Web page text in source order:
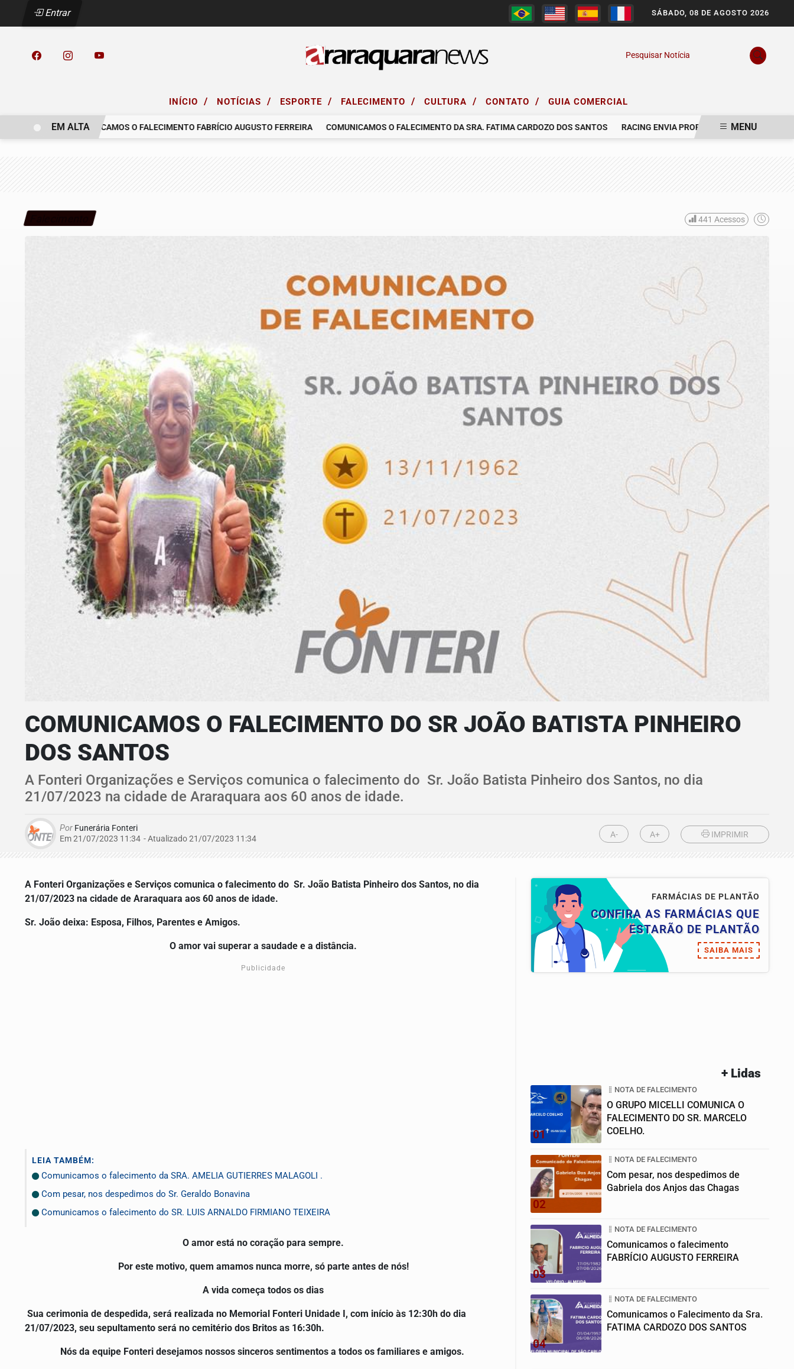
Entrar SÁBADO, 08 DE AGOSTO 2026
Pesquisar Notícia
INÍCIO / NOTÍCIAS / ESPORTE / FALECIMENTO / CULTURA / CONTATO / GUIA COMERCIAL
COMUNICAMOS O FALECIMENTO FABRÍCIO AUGUSTO FERREIRA COMUNICAMOS O FALECIMENTO DA SRA. FATIMA CARDOZO DOS SANTOS RACING ENVIA PROPOSTA AO GRÊMIO PARA
EM ALTA MENU
441 Acessos
COMUNICAMOS O FALECIMENTO DO SR JOÃO BATISTA PINHEIRO
DOS SANTOS
A Fonteri Organizações e Serviços comunica o falecimento do Sr. João Batista Pinheiro dos Santos, no dia
21/07/2023 na cidade de Araraquara aos 60 anos de idade.
Por Funerária Fonteri
Em 21/07/2023 11:34 - Atualizado21/07/2023 11:34 A- A+ IMPRIMIR
A Fonteri Organizações e Serviços comunica o falecimento do Sr. João Batista Pinheiro dos Santos, no dia
21/07/2023 na cidade de Araraquara aos 60 anos de idade.
Sr. João deixa: Esposa, Filhos, Parentes e Amigos.
O amor vai superar a saudade e a distância.
Publicidade
LEIA TAMBÉM:
Comunicamos o falecimento da SRA. AMELIA GUTIERRES MALAGOLI .
Com pesar, nos despedimos do Sr. Geraldo Bonavina
Comunicamos o falecimento do SR. LUIS ARNALDO FIRMIANO TEIXEIRA
O amor está no coração para sempre.
Por este motivo, quem amamos nunca morre, só parte antes de nós!
A vida começa todos os dias
Sua cerimonia de despedida, será realizada no Memorial Fonteri Unidade I, com início às 12:30h do dia
21/07/2023, seu sepultamento será no cemitério dos Britos as 16:30h.
Nós da equipe Fonteri desejamos nossos sinceros sentimentos a todos os familiares e amigos.
FARMÁCIAS DE PLANTÃO
CONFIRA AS FARMÁCIAS QUE
ESTARÃO DE PLANTÃO
SAIBA MAIS
+ Lidas
01
NOTA DE FALECIMENTO
O GRUPO MICELLI COMUNICA O
FALECIMENTO DO SR. MARCELO
COELHO.
02
NOTA DE FALECIMENTO
Com pesar, nos despedimos de
Gabriela dos Anjos das Chagas
03
NOTA DE FALECIMENTO
Comunicamos o falecimento
FABRÍCIO AUGUSTO FERREIRA
04
NOTA DE FALECIMENTO
Comunicamos o Falecimento da Sra.
FATIMA CARDOZO DOS SANTOS